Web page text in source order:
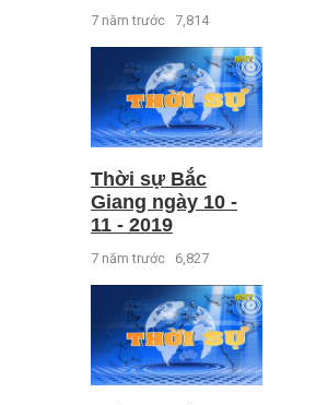
7 năm trước 7,814
Thời sự Bắc
Giang ngày 10 -
11 - 2019
7 năm trước 6,827